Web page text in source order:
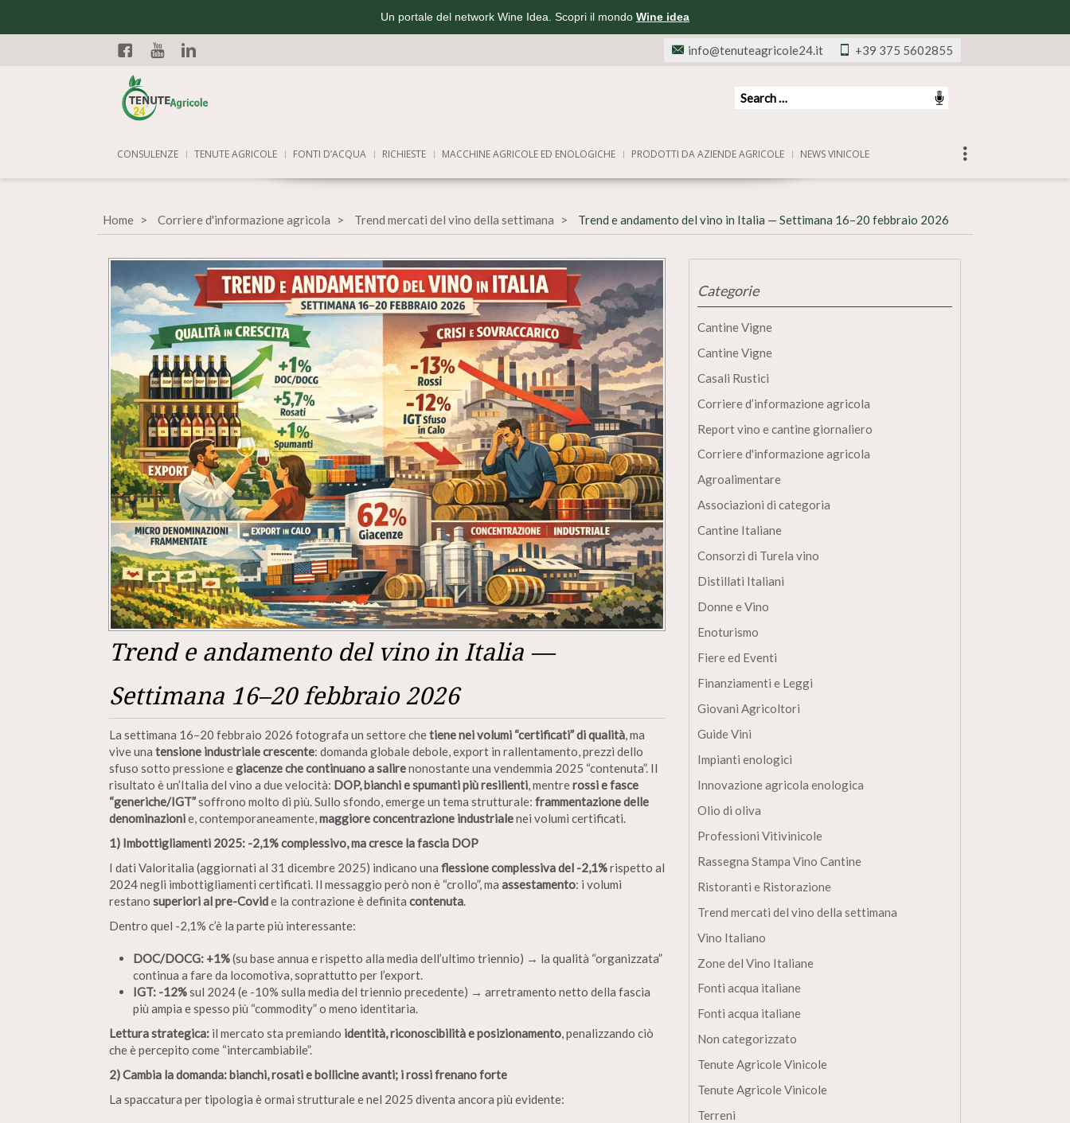
Un portale del network Wine Idea. Scopri il mondo Wine idea
Facebook
+39 375 5602855
info@tenuteagricole24.it
CONSULENZE TENUTE AGRICOLE FONTI D’ACQUA RICHIESTE MACCHINE AGRICOLE ED ENOLOGICHE PRODOTTI DA AZIENDE AGRICOLE NEWS VINICOLE
Home Corriere d'informazione agricola Trend mercati del vino della settimana Trend e andamento del vino in Italia — Settimana 16–20 febbraio 2026
Trend e andamento del vino in Italia —
Settimana 16–20 febbraio 2026
La settimana 16–20 febbraio 2026 fotografa un settore chetiene nei volumi “certificati” di qualità, ma
vive una tensione industriale crescente: domanda globale debole, export in rallentamento, prezzi dello
sfuso sotto pressione egiacenze che continuano a salirenonostante una vendemmia 2025 “contenuta”. Il
risultato è un’Italia del vino a due velocità: DOP, bianchi e spumanti più resilienti, mentrerossi e fasce
“generiche/IGT”soffrono molto di più. Sullo sfondo, emerge un tema strutturale: frammentazione delle
denominazionie, contemporaneamente,maggiore concentrazione industrialenei volumi certificati.
1) Imbottigliamenti 2025: -2,1% complessivo, ma cresce la fascia DOP
I dati Valoritalia (aggiornati al 31 dicembre 2025) indicano una flessione complessiva del -2,1%rispetto al
2024 negli imbottigliamenti certificati. Il messaggio però non è “crollo”, ma assestamento: i volumi
restano superiori al pre-Covide la contrazione è definita contenuta.
Dentro quel -2,1% c’è la parte più interessante:
DOC/DOCG: +1%(su base annua e rispetto alla media dell’ultimo triennio) → la qualità “organizzata”
continua a fare da locomotiva, soprattutto per l’export.
IGT: -12%sul 2024 (e -10% sulla media del triennio precedente) → arretramento netto della fascia
più ampia e spesso più “commodity” o meno identitaria.
Lettura strategica: il mercato sta premiando identità, riconoscibilità e posizionamento, penalizzando ciò
che è percepito come “intercambiabile”.
2) Cambia la domanda: bianchi, rosati e bollicine avanti; i rossi frenano forte
La spaccatura per tipologia è ormai strutturale e nel 2025 diventa ancora più evidente:
Categorie
Cantine Vigne
Cantine Vigne
Casali Rustici
Corriere d’informazione agricola
Report vino e cantine giornaliero
Corriere d'informazione agricola
Agroalimentare
Associazioni di categoria
Cantine Italiane
Consorzi di Turela vino
Distillati Italiani
Donne e Vino
Enoturismo
Fiere ed Eventi
Finanziamenti e Leggi
Giovani Agricoltori
Guide Vini
Impianti enologici
Innovazione agricola enologica
Olio di oliva
Professioni Vitivinicole
Rassegna Stampa Vino Cantine
Ristoranti e Ristorazione
Trend mercati del vino della settimana
Vino Italiano
Zone del Vino Italiane
Fonti acqua italiane
Fonti acqua italiane
Non categorizzato
Tenute Agricole Vinicole
Tenute Agricole Vinicole
Terreni